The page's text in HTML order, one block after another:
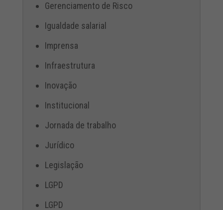
Gerenciamento de Risco
Igualdade salarial
Imprensa
Infraestrutura
Inovação
Institucional
Jornada de trabalho
Jurídico
Legislação
LGPD
LGPD